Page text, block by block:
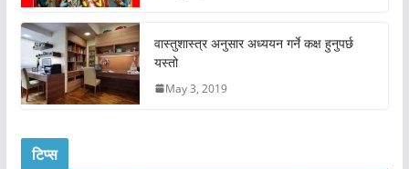
वास्तुशास्त्र अनुसार अध्ययन गर्ने कक्ष हुनुपर्छ
यस्तो
May 3, 2019
टिप्स